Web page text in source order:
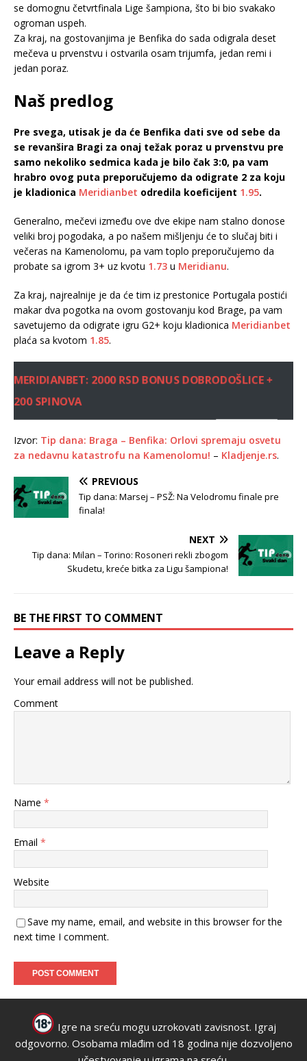
se domognu četvrtfinala Lige šampiona, što bi bio svakako
ogroman uspeh.
Za kraj, na gostovanjima je Benfika do sada odigrala deset
mečeva u prvenstvu i ostvarila osam trijumfa, jedan remi i
jedan poraz.
Naš predlog
Pre svega, utisak je da će Benfika dati sve od sebe da
se revanšira Bragi za onaj težak poraz u prvenstvu pre
samo nekoliko sedmica kada je bilo čak 3:0, pa vam
hrabro ovog puta preporučujemo da odigrate 2 za koju
je kladionica Meridianbet odredila koeficijent 1.95.
Generalno, mečevi između ove dve ekipe nam stalno donose
veliki broj pogodaka, a po našem mišljenju će to slučaj biti i
večeras na Kamenolomu, pa vam toplo preporučujemo da
probate sa igrom 3+ uz kvotu 1.73 u Meridianu.
Za kraj, najrealnije je da će tim iz prestonice Portugala postići
makar dva pogotka na ovom gostovanju kod Brage, pa vam
savetujemo da odigrate igru G2+ koju kladionica Meridianbet
plaća sa kvotom 1.85.
MERIDIANBET: 2000 RSD BONUS DOBRODOŠLICE +
200 SPINOVA
Izvor: Tip dana: Braga – Benfika: Orlovi spremaju osvetu
za nedavnu katastrofu na Kamenolomu! – Kladjenje.rs.
PREVIOUS
Tip dana: Marsej – PSŽ: Na Velodromu finale pre
finala!
NEXT
Tip dana: Milan – Torino: Rosoneri rekli zbogom
Skudetu, kreće bitka za Ligu šampiona!
BE THE FIRST TO COMMENT
Leave a Reply
Your email address will not be published.
Comment
Name *
Email *
Website
Save my name, email, and website in this browser for the
next time I comment.
Igre na sreću mogu uzrokovati zavisnost. Igraj
odgovorno. Osobama mlađim od 18 godina nije dozvoljeno